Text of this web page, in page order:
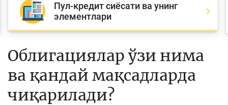
Барча мақолалар
Банк агентлари учун
Ислом молияси
Депозит (омонатлар)
Пул-кредит сиёсати ва унинг
элементлари
Облигациялар ўзи нима
ва қандай мақсадларда
чиқарилади?